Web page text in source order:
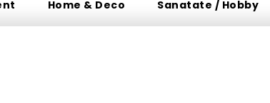
Home & Deco Sanatate / Hobby